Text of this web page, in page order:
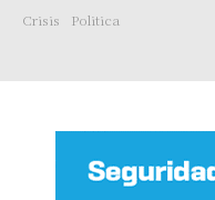
Crisis
Politica